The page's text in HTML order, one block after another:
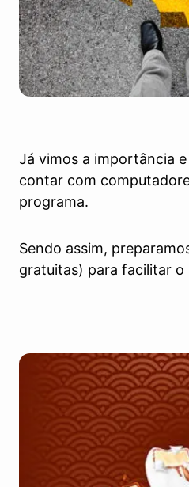
Já vimos a importância
contar com
programa.
Sendo assim,
gratuitas) para facilitar o